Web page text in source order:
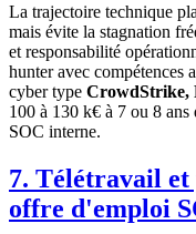
La trajectoire technique
mais évite la stagnation
et responsabilité
hunter avec compétences
cyber type CrowdStrike,
100 à 130 k€ à 7 ou 8 ans
SOC interne.
7. Télétravail et
offre d'emploi